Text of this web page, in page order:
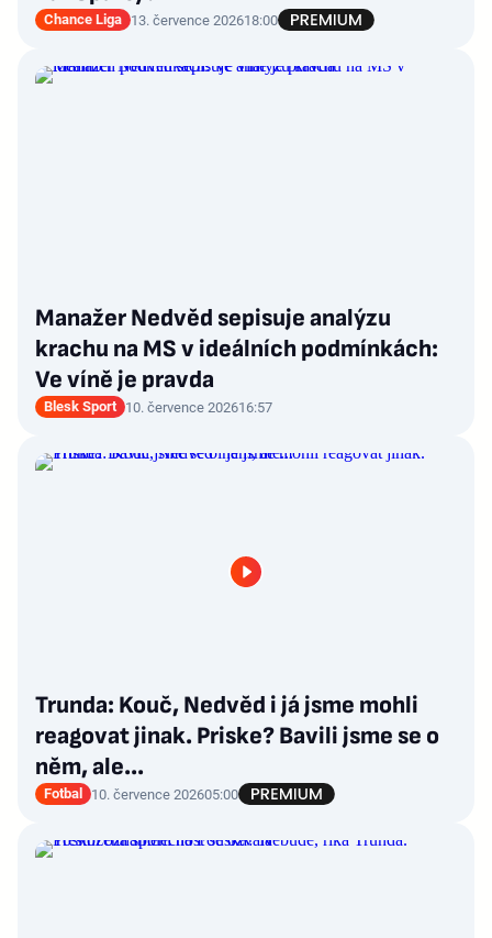
Chance Liga 13. července 202618:00
Manažer Nedvěd sepisuje analýzu
krachu na MS v ideálních podmínkách:
Ve víně je pravda
Blesk Sport 10. července 202616:57
Trunda: Kouč, Nedvěd i já jsme mohli
reagovat jinak. Priske? Bavili jsme se o
něm, ale...
Fotbal 10. července 202605:00